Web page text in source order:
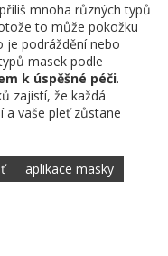
mnoha různých typů
to může pokožku
je podráždění nebo
masek podle
k úspěšné péči.
zajistí, že každá
a vaše pleť zůstane
aplikace masky